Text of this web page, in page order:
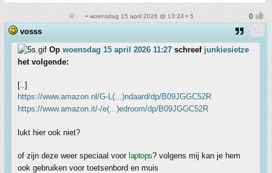
• woensdag 15 april 2026 @ 13:24 • 5
vosss
Op woensdag 15 april 2026 11:27 schreef junkiesietze
het volgende:
[..]
https://www.amazon.nl/G-L(...)ndaard/dp/B09JGGC52R
https://www.amazon.it/-/e(...)edroom/dp/B09JGGC52R
lukt hier ook niet?
of zijn deze weer speciaal voor laptops? volgens mij kan je hem
ook gebruiken voor toetsenbord en muis